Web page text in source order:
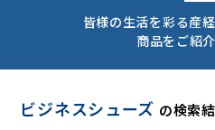
皆様の生活を彩る産
商品をご紹介
ビジネスシューズ の検索